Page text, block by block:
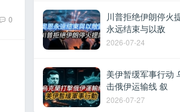
0
川普拒绝伊朗停火
永远结束与以敌
2026-07-24
美伊暂缓军事行动
击俄伊运输线 叙
2026-07-27